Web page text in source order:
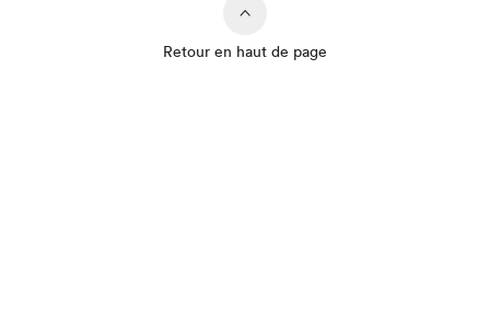
Retour en haut de page